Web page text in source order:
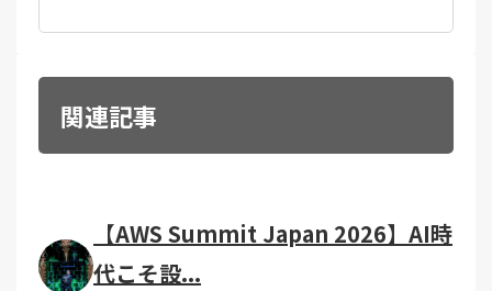
関連記事
【AWS Summit Japan 2026】AI時
代こそ設...